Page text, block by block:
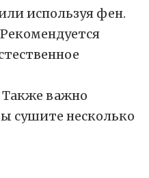
используя фен.
Также важно
сушите несколько